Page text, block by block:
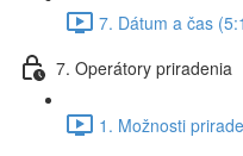
7. Dátum a čas
7. Operátory priradenia
1. Možnosti